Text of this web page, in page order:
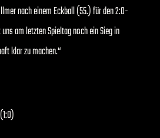
nach einem Eckball (55.) für den 2:0-
am letzten Spieltag noch ein Sieg in
klar zu machen.“